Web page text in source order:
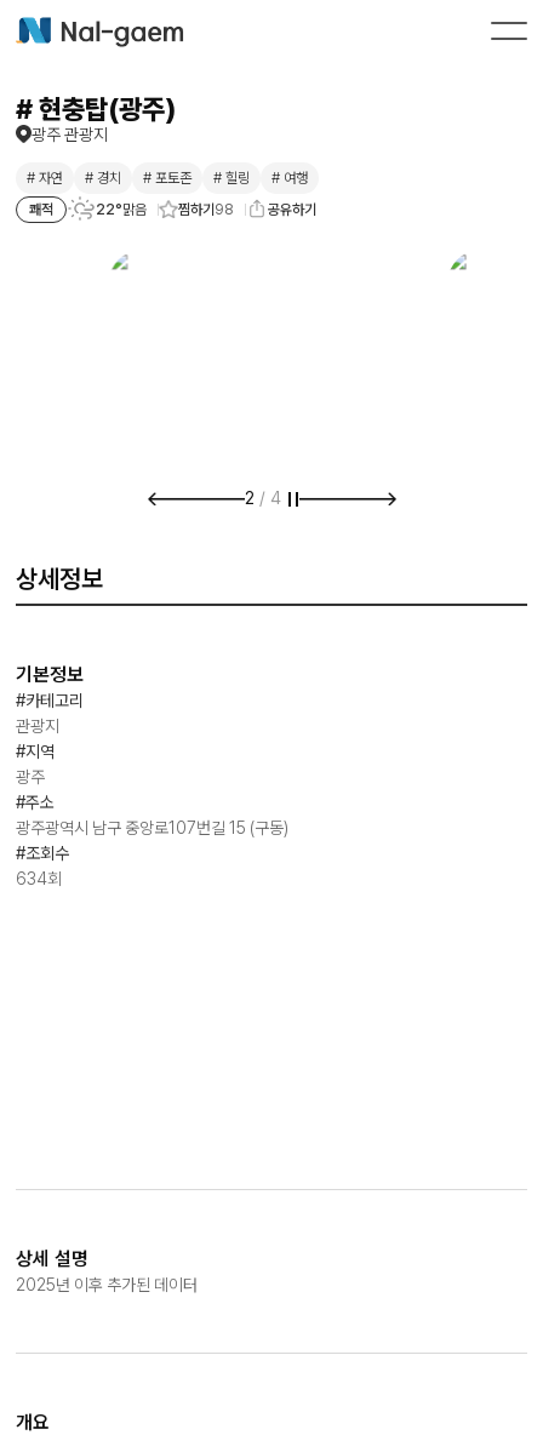
# 현충탑(광주)
광주 관광지
# 자연 # 경치 # 포토존 # 힐링
# 여행
쾌적
22°맑음 찜하기 98 공유하기
2 / 4
상세정보
기본정보
#카테고리
관광지
#지역
광주
#주소
광주광역시 남구 중앙로107번길 15 (구동)
#조회수
634회
상세 설명
2025년 이후 추가된 데이터
개요